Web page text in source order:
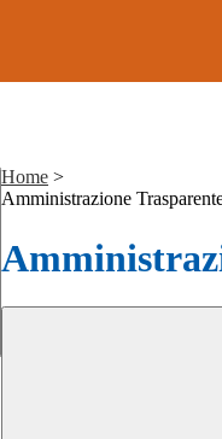
Home >
Amministrazione